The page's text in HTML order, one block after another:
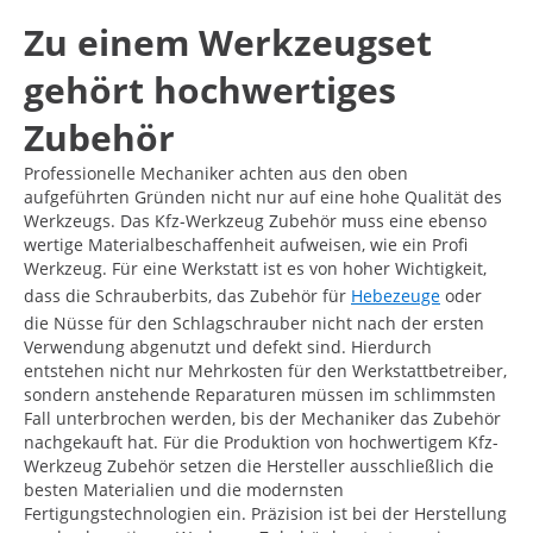
Zu einem Werkzeugset
gehört hochwertiges
Zubehör
Professionelle Mechaniker achten aus den oben
aufgeführten Gründen nicht nur auf eine hohe Qualität des
Werkzeugs. Das Kfz-Werkzeug Zubehör muss eine ebenso
wertige Materialbeschaffenheit aufweisen, wie ein Profi
Werkzeug. Für eine Werkstatt ist es von hoher Wichtigkeit,
dass die Schrauberbits, das Zubehör für Hebezeuge oder
die Nüsse für den Schlagschrauber nicht nach der ersten
Verwendung abgenutzt und defekt sind. Hierdurch
entstehen nicht nur Mehrkosten für den Werkstattbetreiber,
sondern anstehende Reparaturen müssen im schlimmsten
Fall unterbrochen werden, bis der Mechaniker das Zubehör
nachgekauft hat. Für die Produktion von hochwertigem Kfz-
Werkzeug Zubehör setzen die Hersteller ausschließlich die
besten Materialien und die modernsten
Fertigungstechnologien ein. Präzision ist bei der Herstellung